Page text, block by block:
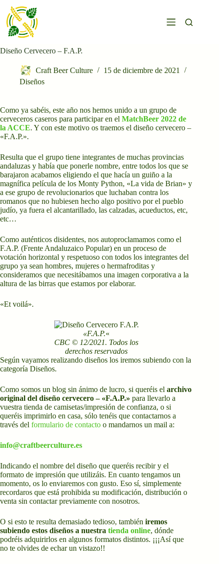
contenido
Diseño Cervecero – F.A.P.
Craft Beer Culture
15 de diciembre de 2021
Diseños
Como ya sabéis, este año nos hemos unido a un grupo de
cerveceros caseros para participar en el MatchBeer 2022 de
la ACCE. Y con este motivo os traemos el diseño cervecero –
«F.A.P.».
Resulta que el grupo tiene integrantes de muchas provincias
andaluzas y había que ponerle nombre, entre todos los que se
barajaron acabamos eligiendo el que hacía un guiño a la
magnífica película de los Monty Python, «La vida de Brian» y
a ese grupo de revolucionarios que luchaban contra los
romanos que no hubiesen hecho algo positivo por el pueblo
judío, ya fuera el alcantarillado, las calzadas, acueductos, etc,
etc…
Como auténticos disidentes, nos autoproclamamos como el
F.A.P. (Frente Andaluzaico Popular) en un proceso de
votación horizontal y respetuoso con todos los integrantes del
grupo ya sean hombres, mujeres o hermafroditas y
consideramos que necesitábamos una imagen corporativa a la
altura de las birras que estamos por elaborar.
«Et voilá».
«F.A.P.«
CBC © 12/2021. Todos los
derechos reservados
Según vayamos realizando diseños los iremos subiendo con la
categoría Diseños.
Como somos un blog sin ánimo de lucro, si queréis el archivo
original del diseño cervecero – «F.A.P.» para llevarlo a
vuestra tienda de camisetas/impresión de confianza, o si
queréis imprimirlo en casa, sólo tenéis que contactarnos a
través del formulario de contacto o mandarnos un mail a:
info@craftbeerculture.es
Indicando el nombre del diseño que queréis recibir y el
formato de impresión que utilizáis. En cuanto tengamos un
momento, os lo enviaremos con gusto. Eso sí, simplemente
recordaros que está prohibida su modificación, distribución o
venta sin contactar previamente con nosotros.
O si esto te resulta demasiado tedioso, también iremos
subiendo estos diseños a nuestra tienda online, dónde
podréis adquirirlos en algunos formatos distintos. ¡¡¡Así que
no te olvides de echar un vistazo!!